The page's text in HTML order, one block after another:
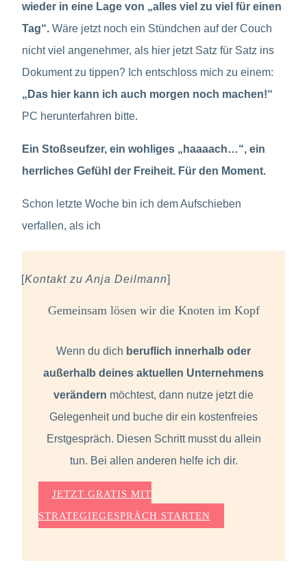
wieder in eine Lage von „alles viel zu viel für einen
Tag“. Wäre jetzt noch ein Stündchen auf der Couch
nicht viel angenehmer, als hier jetzt Satz für Satz ins
Dokument zu tippen? Ich entschloss mich zu einem:
„Das hier kann ich auch morgen noch machen!“
PC herunterfahren bitte.
Ein Stoßseufzer, ein wohliges „haaaach…“, ein
herrliches Gefühl der Freiheit. Für den Moment.
Schon letzte Woche bin ich dem Aufschieben
verfallen, als ich
[Kontakt zu Anja Deilmann]
Gemeinsam lösen wir die Knoten im Kopf
Wenn du dich beruflich innerhalb oder
außerhalb deines aktuellen Unternehmens
verändern möchtest, dann nutze jetzt die
Gelegenheit und buche dir ein kostenfreies
Erstgespräch. Diesen Schritt musst du allein
tun. Bei allen anderen helfe ich dir.
JETZT GRATIS MIT
STRATEGIEGESPRÄCH STARTEN